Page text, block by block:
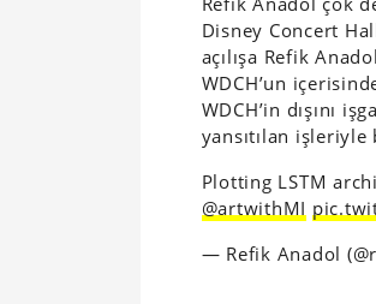
Disney Concert
açılışa Refik
WDCH’un
WDCH’in dışını
yansıtılan
Plotting LSTM
@artwithMI
— Refik Anadol